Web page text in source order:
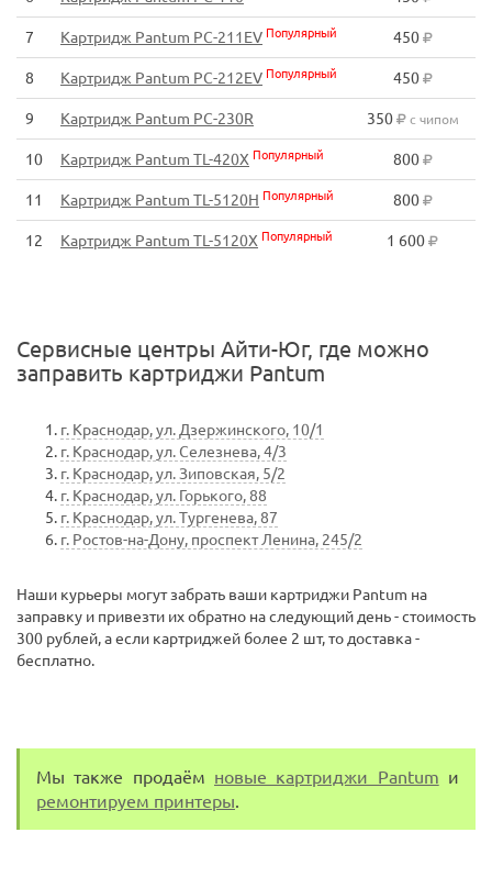
7 Картридж Pantum PC-211EV Популярный 450
8 Картридж Pantum PC-212EV Популярный 450
9 Картридж Pantum PC-230R 350 с чипом
10 Картридж Pantum TL-420X Популярный 800
11 Картридж Pantum TL-5120H Популярный 800
12 Картридж Pantum TL-5120X Популярный 1 600
Сервисные центры Айти-Юг, где можно
заправить картриджи Pantum
г. Краснодар, ул. Дзержинского, 10/1
г. Краснодар, ул. Селезнева, 4/3
г. Краснодар, ул. Зиповская, 5/2
г. Краснодар, ул. Горького, 88
г. Краснодар, ул. Тургенева, 87
г. Ростов-на-Дону, проспект Ленина, 245/2
Наши курьеры могут забрать ваши картриджи Pantum на
заправку и привезти их обратно на следующий день - стоимость
300 рублей, а если картриджей более 2 шт, то доставка -
бесплатно.
Мы также продаём новые картриджи Pantum и
ремонтируем принтеры.